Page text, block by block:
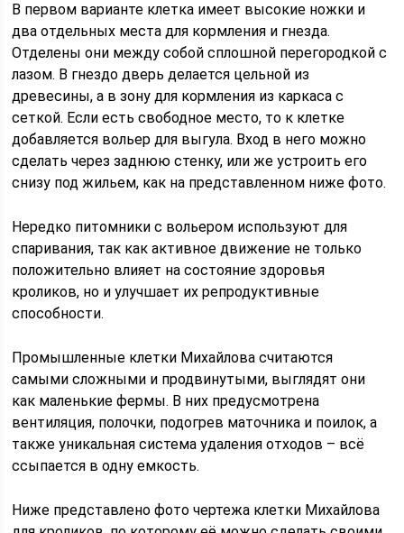
В первом варианте клетка имеет высокие ножки и
два отдельных места для кормления и гнезда.
Отделены они между собой сплошной перегородкой с
лазом. В гнездо дверь делается цельной из
древесины, а в зону для кормления из каркаса с
сеткой. Если есть свободное место, то к клетке
добавляется вольер для выгула. Вход в него можно
сделать через заднюю стенку, или же устроить его
снизу под жильем, как на представленном ниже фото.
Нередко питомники с вольером используют для
спаривания, так как активное движение не только
положительно влияет на состояние здоровья
кроликов, но и улучшает их репродуктивные
способности.
Промышленные клетки Михайлова считаются
самыми сложными и продвинутыми, выглядят они
как маленькие фермы. В них предусмотрена
вентиляция, полочки, подогрев маточника и поилок, а
также уникальная система удаления отходов – всё
ссыпается в одну емкость.
Ниже представлено фото чертежа клетки Михайлова